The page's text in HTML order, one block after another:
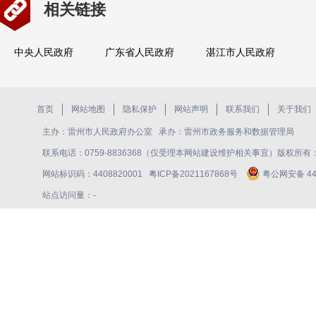
相关链接
中央人民政府 广东省人民政府 湛江市人民政府
首页 网站地图 隐私保护 网站声明 联系我们 关于我们
主办：雷州市人民政府办公室 承办：雷州市政务服务和数据管理局
联系电话：0759-8836368（仅受理本网站建设维护相关事宜）版权所有
网站标识码：4408820001 粤ICP备2021167868号 粤公网安备
站点访问量： -